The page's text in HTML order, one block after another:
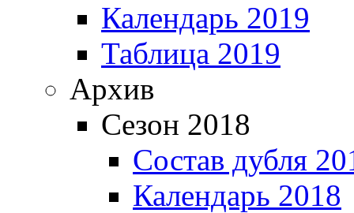
Календарь 2019
Таблица 2019
Архив
Сезон 2018
Состав дубля
Календарь 2018